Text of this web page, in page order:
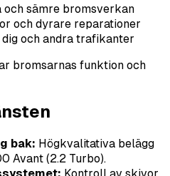
sämre bromsverkan
och dyrare reparationer
och andra trafikanter
bromsarnas funktion och
bak: Högkvalitativa belägg
Avant (2.2 Turbo).